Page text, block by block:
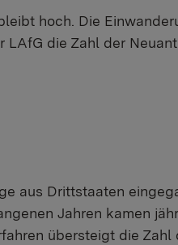
hoch. Die
die Zahl der
aus Drittstaaten
Jahren kamen
übersteigt die